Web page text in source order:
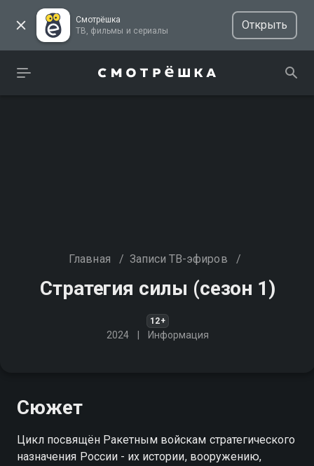
Смотрёшка
ТВ, фильмы и сериалы
Открыть
Главная / Записи ТВ-эфиров /
Стратегия силы (сезон 1)
12+
2024 Информация
Сюжет
Цикл посвящён Ракетным войскам стратегического
назначения России - их истории, вооружению,